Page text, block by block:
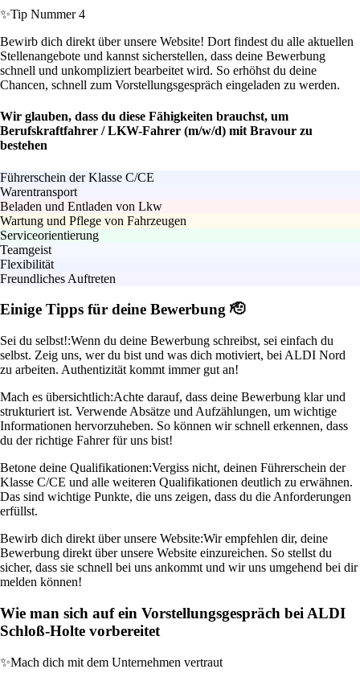
✨Tip Nummer 4
Bewirb dich direkt über unsere Website! Dort findest du alle aktuellen
Stellenangebote und kannst sicherstellen, dass deine Bewerbung
schnell und unkompliziert bearbeitet wird. So erhöhst du deine
Chancen, schnell zum Vorstellungsgespräch eingeladen zu werden.
Wir glauben, dass du diese Fähigkeiten brauchst, um
Berufskraftfahrer / LKW-Fahrer (m/w/d) mit Bravour zu
bestehen
Führerschein der Klasse C/CE
Warentransport
Beladen und Entladen von Lkw
Wartung und Pflege von Fahrzeugen
Serviceorientierung
Teamgeist
Flexibilität
Freundliches Auftreten
Einige Tipps für deine Bewerbung 🫡
Sei du selbst!:Wenn du deine Bewerbung schreibst, sei einfach du
selbst. Zeig uns, wer du bist und was dich motiviert, bei ALDI Nord
zu arbeiten. Authentizität kommt immer gut an!
Mach es übersichtlich:Achte darauf, dass deine Bewerbung klar und
strukturiert ist. Verwende Absätze und Aufzählungen, um wichtige
Informationen hervorzuheben. So können wir schnell erkennen, dass
du der richtige Fahrer für uns bist!
Betone deine Qualifikationen:Vergiss nicht, deinen Führerschein der
Klasse C/CE und alle weiteren Qualifikationen deutlich zu erwähnen.
Das sind wichtige Punkte, die uns zeigen, dass du die Anforderungen
erfüllst.
Bewirb dich direkt über unsere Website:Wir empfehlen dir, deine
Bewerbung direkt über unsere Website einzureichen. So stellst du
sicher, dass sie schnell bei uns ankommt und wir uns umgehend bei dir
melden können!
Wie man sich auf ein Vorstellungsgespräch bei ALDI
Schloß-Holte vorbereitet
✨Mach dich mit dem Unternehmen vertraut